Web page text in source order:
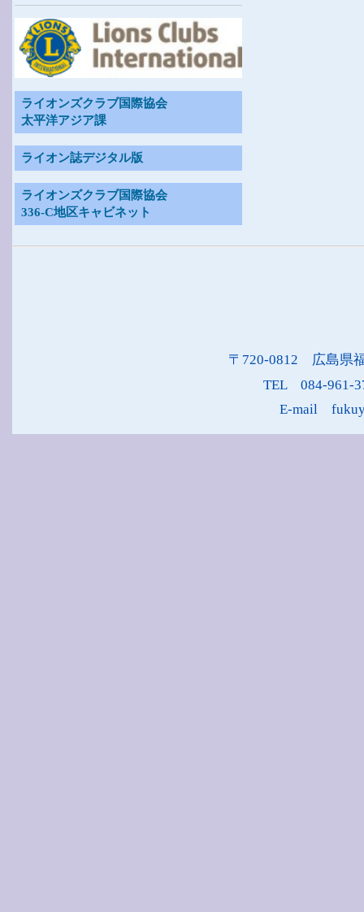
ライオンズクラブ国際協会
太平洋アジア課
ライオン誌デジタル版
ライオンズクラブ国際協会
336-C地区キャビネット
〒720-0812 広島県
TEL 084-
E-mail